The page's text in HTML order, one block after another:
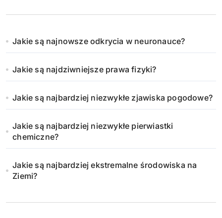
Jakie są najnowsze odkrycia w neuronauce?
Jakie są najdziwniejsze prawa fizyki?
Jakie są najbardziej niezwykłe zjawiska pogodowe?
Jakie są najbardziej niezwykłe pierwiastki
chemiczne?
Jakie są najbardziej ekstremalne środowiska na
Ziemi?